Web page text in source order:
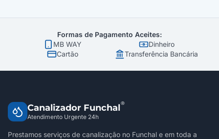
Formas de Pagamento Aceites:
MB WAY
Dinheiro
Cartão
Transferência Bancária
Canalizador Funchal®
Atendimento Urgente 24h
Prestamos serviços de canalização no Funchal e em toda a